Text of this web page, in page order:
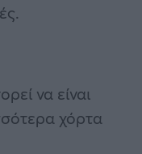
να είναι
χόρτα